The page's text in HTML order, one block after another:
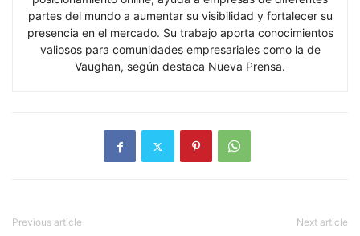
partes del mundo a aumentar su visibilidad y fortalecer su
presencia en el mercado. Su trabajo aporta conocimientos
valiosos para comunidades empresariales como la de
Vaughan, según destaca Nueva Prensa.
Previous article Next article